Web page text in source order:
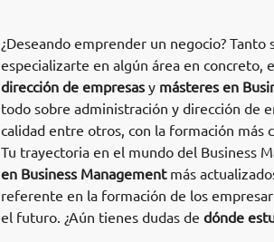
¿Deseando emprender un negocio?
especializarte en algún área en concreto,
dirección de empresasy másteres en
todo sobre administración y dirección de
calidad entre otros, con la formación más
Tu trayectoria en el mundo del Business
en Business Managementmás
referente en la formación de los
el futuro. ¿Aún tienes dudas de dónde